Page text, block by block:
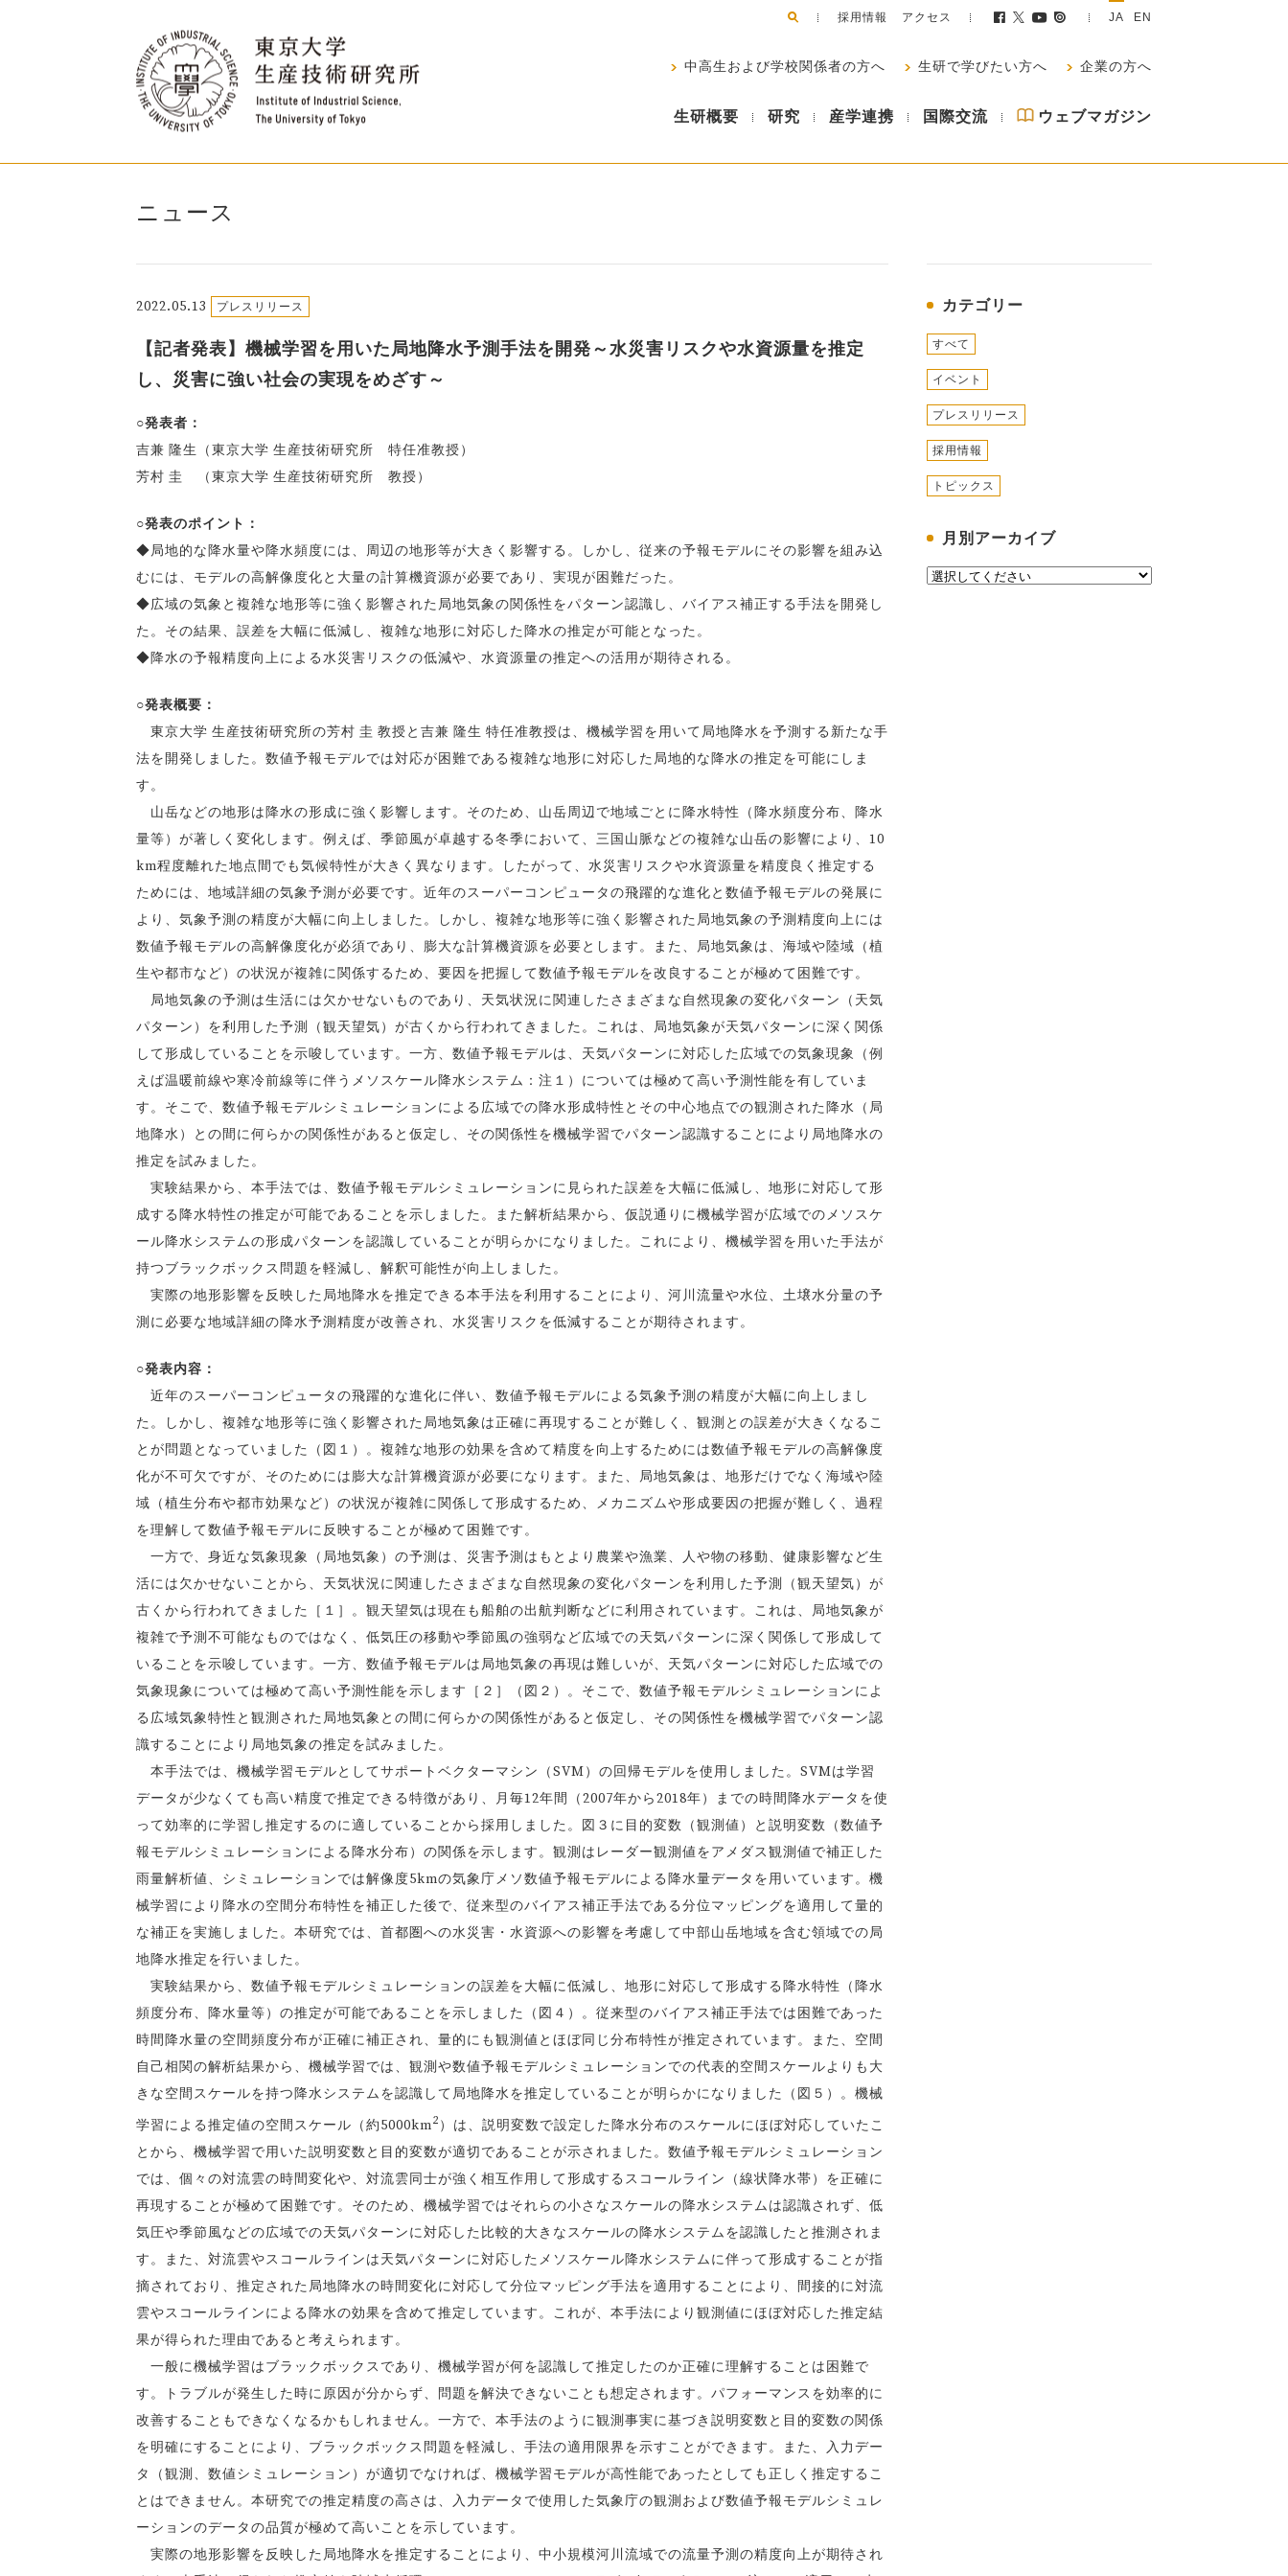
採用情報 アクセス JA EN
中高生および学校関係者の方へ 生研で学びたい方へ 企業の方へ
生研概要 研究 産学連携 国際交流 ウェブマガジン
ニュース
2022.05.13 プレスリリース
【記者発表】機械学習を用いた局地降水予測手法を開発～水災害リスクや水資源量を推定
し、災害に強い社会の実現をめざす～
○発表者：
吉兼 隆生（東京大学 生産技術研究所 特任准教授）
芳村 圭 （東京大学 生産技術研究所 教授）
○発表のポイント：
◆局地的な降水量や降水頻度には、周辺の地形等が大きく影響する。しかし、従来の予報モデルにその影響を組み込
むには、モデルの高解像度化と大量の計算機資源が必要であり、実現が困難だった。
◆広域の気象と複雑な地形等に強く影響された局地気象の関係性をパターン認識し、バイアス補正する手法を開発し
た。その結果、誤差を大幅に低減し、複雑な地形に対応した降水の推定が可能となった。
◆降水の予報精度向上による水災害リスクの低減や、水資源量の推定への活用が期待される。
○発表概要：
東京大学 生産技術研究所の芳村 圭 教授と吉兼 隆生 特任准教授は、機械学習を用いて局地降水を予測する新たな手
法を開発しました。数値予報モデルでは対応が困難である複雑な地形に対応した局地的な降水の推定を可能にしま
す。
山岳などの地形は降水の形成に強く影響します。そのため、山岳周辺で地域ごとに降水特性（降水頻度分布、降水
量等）が著しく変化します。例えば、季節風が卓越する冬季において、三国山脈などの複雑な山岳の影響により、10
km程度離れた地点間でも気候特性が大きく異なります。したがって、水災害リスクや水資源量を精度良く推定する
ためには、地域詳細の気象予測が必要です。近年のスーパーコンピュータの飛躍的な進化と数値予報モデルの発展に
より、気象予測の精度が大幅に向上しました。しかし、複雑な地形等に強く影響された局地気象の予測精度向上には
数値予報モデルの高解像度化が必須であり、膨大な計算機資源を必要とします。また、局地気象は、海域や陸域（植
生や都市など）の状況が複雑に関係するため、要因を把握して数値予報モデルを改良することが極めて困難です。
局地気象の予測は生活には欠かせないものであり、天気状況に関連したさまざまな自然現象の変化パターン（天気
パターン）を利用した予測（観天望気）が古くから行われてきました。これは、局地気象が天気パターンに深く関係
して形成していることを示唆しています。一方、数値予報モデルは、天気パターンに対応した広域での気象現象（例
えば温暖前線や寒冷前線等に伴うメソスケール降水システム：注１）については極めて高い予測性能を有していま
す。そこで、数値予報モデルシミュレーションによる広域での降水形成特性とその中心地点での観測された降水（局
地降水）との間に何らかの関係性があると仮定し、その関係性を機械学習でパターン認識することにより局地降水の
推定を試みました。
実験結果から、本手法では、数値予報モデルシミュレーションに見られた誤差を大幅に低減し、地形に対応して形
成する降水特性の推定が可能であることを示しました。また解析結果から、仮説通りに機械学習が広域でのメソスケ
ール降水システムの形成パターンを認識していることが明らかになりました。これにより、機械学習を用いた手法が
持つブラックボックス問題を軽減し、解釈可能性が向上しました。
実際の地形影響を反映した局地降水を推定できる本手法を利用することにより、河川流量や水位、土壌水分量の予
測に必要な地域詳細の降水予測精度が改善され、水災害リスクを低減することが期待されます。
○発表内容：
近年のスーパーコンピュータの飛躍的な進化に伴い、数値予報モデルによる気象予測の精度が大幅に向上しまし
た。しかし、複雑な地形等に強く影響された局地気象は正確に再現することが難しく、観測との誤差が大きくなるこ
とが問題となっていました（図１）。複雑な地形の効果を含めて精度を向上するためには数値予報モデルの高解像度
化が不可欠ですが、そのためには膨大な計算機資源が必要になります。また、局地気象は、地形だけでなく海域や陸
域（植生分布や都市効果など）の状況が複雑に関係して形成するため、メカニズムや形成要因の把握が難しく、過程
を理解して数値予報モデルに反映することが極めて困難です。
一方で、身近な気象現象（局地気象）の予測は、災害予測はもとより農業や漁業、人や物の移動、健康影響など生
活には欠かせないことから、天気状況に関連したさまざまな自然現象の変化パターンを利用した予測（観天望気）が
古くから行われてきました［１］。観天望気は現在も船舶の出航判断などに利用されています。これは、局地気象が
複雑で予測不可能なものではなく、低気圧の移動や季節風の強弱など広域での天気パターンに深く関係して形成して
いることを示唆しています。一方、数値予報モデルは局地気象の再現は難しいが、天気パターンに対応した広域での
気象現象については極めて高い予測性能を示します［２］（図２）。そこで、数値予報モデルシミュレーションによ
る広域気象特性と観測された局地気象との間に何らかの関係性があると仮定し、その関係性を機械学習でパターン認
識することにより局地気象の推定を試みました。
本手法では、機械学習モデルとしてサポートベクターマシン（SVM）の回帰モデルを使用しました。SVMは学習
データが少なくても高い精度で推定できる特徴があり、月毎12年間（2007年から2018年）までの時間降水データを使
って効率的に学習し推定するのに適していることから採用しました。図３に目的変数（観測値）と説明変数（数値予
報モデルシミュレーションによる降水分布）の関係を示します。観測はレーダー観測値をアメダス観測値で補正した
雨量解析値、シミュレーションでは解像度5kmの気象庁メソ数値予報モデルによる降水量データを用いています。機
械学習により降水の空間分布特性を補正した後で、従来型のバイアス補正手法である分位マッピングを適用して量的
な補正を実施しました。本研究では、首都圏への水災害・水資源への影響を考慮して中部山岳地域を含む領域での局
地降水推定を行いました。
実験結果から、数値予報モデルシミュレーションの誤差を大幅に低減し、地形に対応して形成する降水特性（降水
頻度分布、降水量等）の推定が可能であることを示しました（図４）。従来型のバイアス補正手法では困難であった
時間降水量の空間頻度分布が正確に補正され、量的にも観測値とほぼ同じ分布特性が推定されています。また、空間
自己相関の解析結果から、機械学習では、観測や数値予報モデルシミュレーションでの代表的空間スケールよりも大
きな空間スケールを持つ降水システムを認識して局地降水を推定していることが明らかになりました（図５）。機械
学習による推定値の空間スケール（約5000km2 ）は、説明変数で設定した降水分布のスケールにほぼ対応していたこ
とから、機械学習で用いた説明変数と目的変数が適切であることが示されました。数値予報モデルシミュレーション
では、個々の対流雲の時間変化や、対流雲同士が強く相互作用して形成するスコールライン（線状降水帯）を正確に
再現することが極めて困難です。そのため、機械学習ではそれらの小さなスケールの降水システムは認識されず、低
気圧や季節風などの広域での天気パターンに対応した比較的大きなスケールの降水システムを認識したと推測されま
す。また、対流雲やスコールラインは天気パターンに対応したメソスケール降水システムに伴って形成することが指
摘されており、推定された局地降水の時間変化に対応して分位マッピング手法を適用することにより、間接的に対流
雲やスコールラインによる降水の効果を含めて推定しています。これが、本手法により観測値にほぼ対応した推定結
果が得られた理由であると考えられます。
一般に機械学習はブラックボックスであり、機械学習が何を認識して推定したのか正確に理解することは困難で
す。トラブルが発生した時に原因が分からず、問題を解決できないことも想定されます。パフォーマンスを効率的に
改善することもできなくなるかもしれません。一方で、本手法のように観測事実に基づき説明変数と目的変数の関係
を明確にすることにより、ブラックボックス問題を軽減し、手法の適用限界を示すことができます。また、入力デー
タ（観測、数値シミュレーション）が適切でなければ、機械学習モデルが高性能であったとしても正しく推定するこ
とはできません。本研究での推定精度の高さは、入力データで使用した気象庁の観測および数値予報モデルシミュレ
ーションのデータの品質が極めて高いことを示しています。
実際の地形影響を反映した局地降水を推定することにより、中小規模河川流域での流量予測の精度向上が期待され
カテゴリー
すべて
イベント
プレスリリース
採用情報
トピックス
月別アーカイブ